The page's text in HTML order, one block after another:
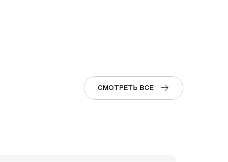
СМОТРЕТЬ ВСЕ